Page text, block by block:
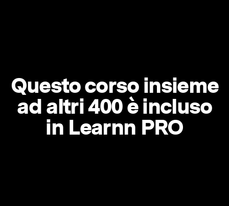
Questo corso insieme
ad altri 400 è incluso
in Learnn PRO